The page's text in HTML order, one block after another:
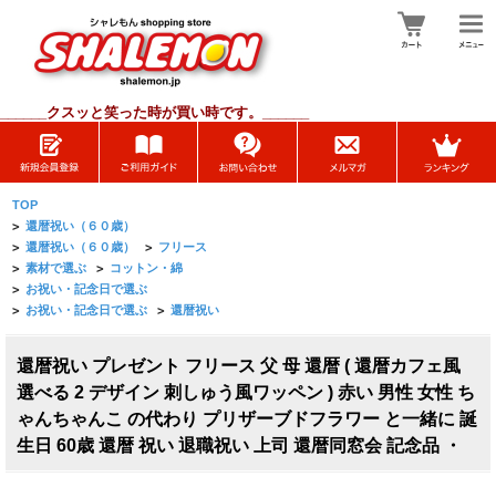
クスッと笑った時が買い時です。______
TOP
> 還暦祝い（６０歳）
> 還暦祝い（６０歳） > フリース
> 素材で選ぶ > コットン・綿
> お祝い・記念日で選ぶ
> お祝い・記念日で選ぶ > 還暦祝い
還暦祝い プレゼント フリース 父 母 還暦 ( 還暦カフェ風
選べる 2 デザイン 刺しゅう風ワッペン ) 赤い 男性 女性 ち
ゃんちゃんこ の代わり プリザーブドフラワー と一緒に 誕
生日 60歳 還暦 祝い 退職祝い 上司 還暦同窓会 記念品 ・